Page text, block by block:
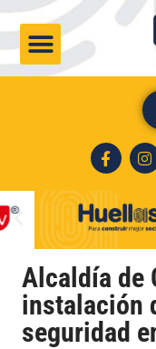
Alcaldía de
instalación
seguridad